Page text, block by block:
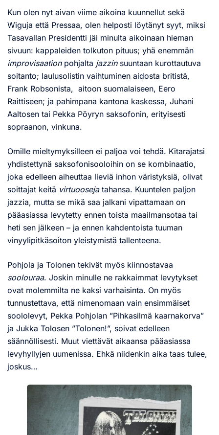
Kun olen nyt aivan viime aikoina kuunnellut sekä
Wiguja että Pressaa, olen helposti löytänyt syyt, miksi
Tasavallan Presidentti jäi minulta aikoinaan hieman
sivuun: kappaleiden tolkuton pituus; yhä enemmän
improvisaationpohjalta jazzinsuuntaan kurottautuva
soitanto; laulusolistin vaihtuminen aidosta britistä,
Frank Robsonista, aitoon suomalaiseen, Eero
Raittiseen; ja pahimpana kantona kaskessa, Juhani
Aaltosen tai Pekka Pöyryn saksofonin, erityisesti
sopraanon, vinkuna.
Omille mieltymyksilleen ei paljoa voi tehdä. Kitarajatsi
yhdistettynä saksofonisooloihin on se kombinaatio,
joka edelleen aiheuttaa lieviä inhon väristyksiä, olivat
soittajat keitä virtuoosejatahansa. Kuuntelen paljon
jazzia, mutta se mikä saa jalkani vipattamaan on
pääasiassa levytetty ennen toista maailmansotaa tai
heti sen jälkeen – ja ennen kahdentoista tuuman
vinyylipitkäsoiton yleistymistä tallenteena.
Pohjola ja Tolonen tekivät myös kiinnostavaa
soolouraa. Joskin minulle ne rakkaimmat levytykset
ovat molemmilta ne kaksi varhaisinta. On myös
tunnustettava, että nimenomaan vain ensimmäiset
soololevyt, Pekka Pohjolan ”Pihkasilmä kaarnakorva”
ja Jukka Tolosen ”Tolonen!”, soivat edelleen
säännöllisesti. Muut viettävät aikaansa pääasiassa
levyhyllyjen uumenissa. Ehkä niidenkin aika taas tulee,
joskus…